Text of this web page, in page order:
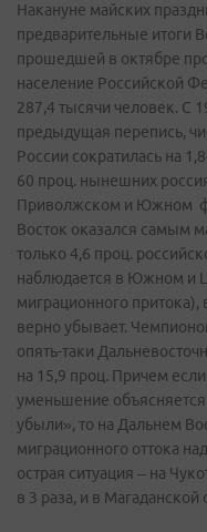
Накануне майских
предварительные итоги
прошедшей в октябре
население Российской
287,4 тысячи человек. С
предыдущая перепись,
России сократилась на
60 проц. нынешних
Приволжском и Южном
Восток оказался самым
только 4,6 проц.
наблюдается в Южном и
миграционного
верно убывает.
опять-таки
на 15,9 проц. Причем
уменьшение
убыли», то на Дальнем
миграционного оттока
острая ситуация – на
в 3 раза, и в